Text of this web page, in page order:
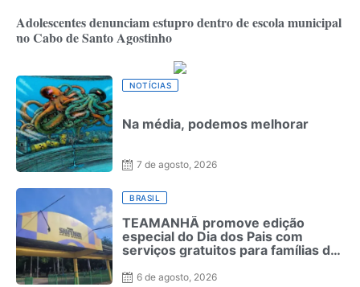
Adolescentes denunciam estupro dentro de escola municipal
no Cabo de Santo Agostinho
NOTÍCIAS
Na média, podemos melhorar
7 de agosto, 2026
BRASIL
TEAMANHÃ promove edição
especial do Dia dos Pais com
serviços gratuitos para famílias de
Recife
6 de agosto, 2026